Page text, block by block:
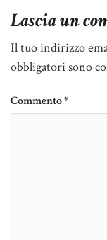
Lascia un
Il tuo indirizzo
obbligatori sono
Commento*